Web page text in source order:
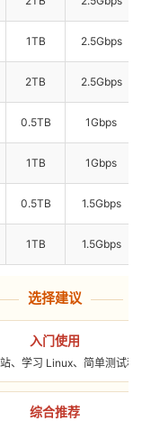
1TB 2.5Gbps
2TB 2.5Gbps
0.5TB 1Gbps
1TB 1Gbps
0.5TB 1.5Gbps
1TB 1.5Gbps
选择建议
入门使用
、学习 Linux、简单测试和
综合推荐